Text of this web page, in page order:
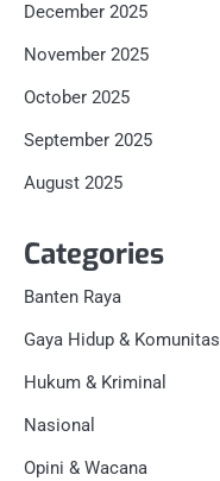
December 2025
November 2025
October 2025
September 2025
August 2025
Categories
Banten Raya
Gaya Hidup & Komunitas
Hukum & Kriminal
Nasional
Opini & Wacana